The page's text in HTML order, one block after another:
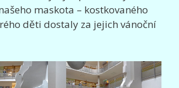
maskota – kostkovaného
děti dostaly za jejich vánoční